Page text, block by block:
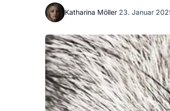
Katharina Möller·23. Januar